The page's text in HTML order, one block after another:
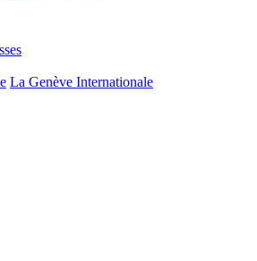
La Genève Internationale